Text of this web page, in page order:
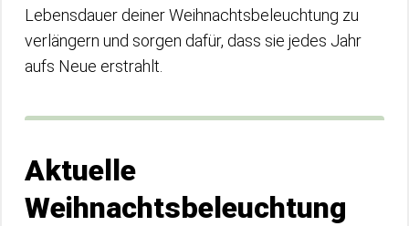
Lebensdauer deiner Weihnachtsbeleuchtung zu
verlängern und sorgen dafür, dass sie jedes Jahr
aufs Neue erstrahlt.
Aktuelle
Weihnachtsbeleuchtung